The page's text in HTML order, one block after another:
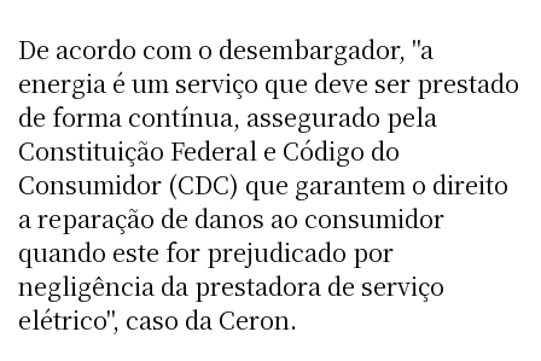
De acordo com o desembargador, "a
energia é um serviço que deve ser prestado
de forma contínua, assegurado pela
Constituição Federal e Código do
Consumidor (CDC) que garantem o direito
a reparação de danos ao consumidor
quando este for prejudicado por
negligência da prestadora de serviço
elétrico", caso da Ceron.